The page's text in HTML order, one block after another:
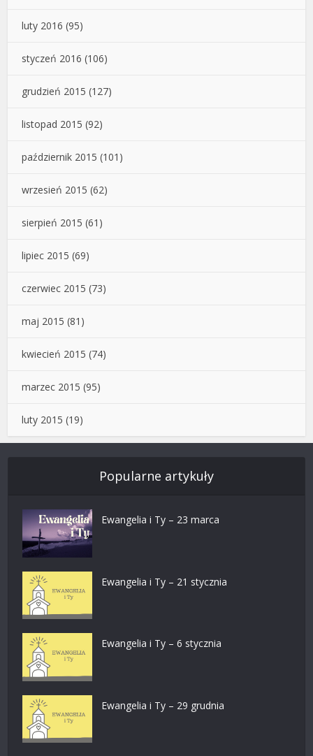
luty 2016 (95)
styczeń 2016 (106)
grudzień 2015 (127)
listopad 2015 (92)
październik 2015 (101)
wrzesień 2015 (62)
sierpień 2015 (61)
lipiec 2015 (69)
czerwiec 2015 (73)
maj 2015 (81)
kwiecień 2015 (74)
marzec 2015 (95)
luty 2015 (19)
Popularne artykuły
Ewangelia i Ty – 23 marca
Ewangelia i Ty – 21 stycznia
Ewangelia i Ty – 6 stycznia
Ewangelia i Ty – 29 grudnia